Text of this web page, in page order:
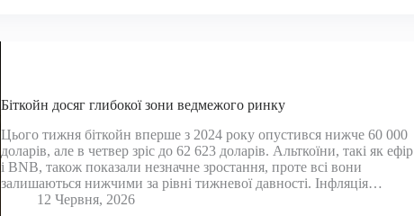
фазу
ринку
—
TradingView
News
Біткойн досяг глибокої зони ведмежого ринку
Цього тижня біткойн вперше з 2024 року опустився нижче 60 000
доларів, але в четвер зріс до 62 623 доларів. Альткоїни, такі як ефір
і BNB, також показали незначне зростання, проте всі вони
залишаються нижчими за рівні тижневої давності. Інфляція…
12 Червня, 2026